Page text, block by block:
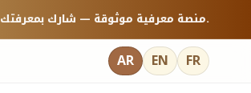
منصة معرفية موثوقة — شارك بمعرفتك عبر الموسوعة العالمية كيوبيديا.
AR EN FR